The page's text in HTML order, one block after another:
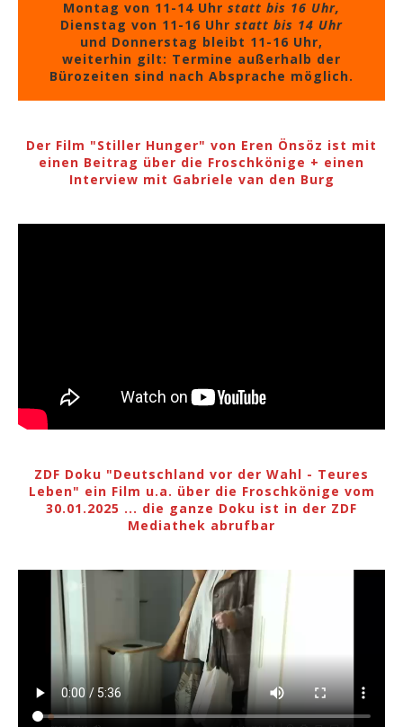
Montag von 11-14 Uhr statt bis 16 Uhr,
Dienstag von 11-16 Uhr statt bis 14 Uhr
und Donnerstag bleibt 11-16 Uhr,
weiterhin gilt: Termine außerhalb der
Bürozeiten sind nach Absprache möglich.
Der Film "Stiller Hunger" von Eren Önsöz ist mit
einen Beitrag über die Froschkönige + einen
Interview mit Gabriele van den Burg
ZDF Doku "Deutschland vor der Wahl - Teures
Leben" ein Film u.a. über die Froschkönige vom
30.01.2025 ... die ganze Doku ist in der ZDF
Mediathek abrufbar